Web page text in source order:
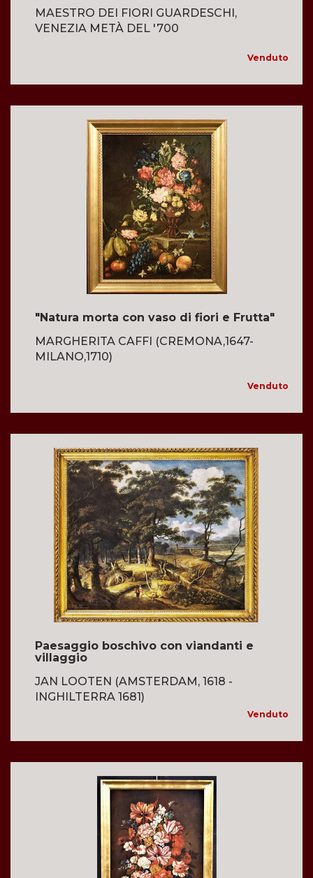
MAESTRO DEI FIORI GUARDESCHI,
VENEZIA METÀ DEL '700
Venduto
"Natura morta con vaso di fiori e Frutta"
MARGHERITA CAFFI (CREMONA,1647-
MILANO,1710)
Venduto
Paesaggio boschivo con viandanti e
villaggio
JAN LOOTEN (AMSTERDAM, 1618 -
INGHILTERRA 1681)
Venduto